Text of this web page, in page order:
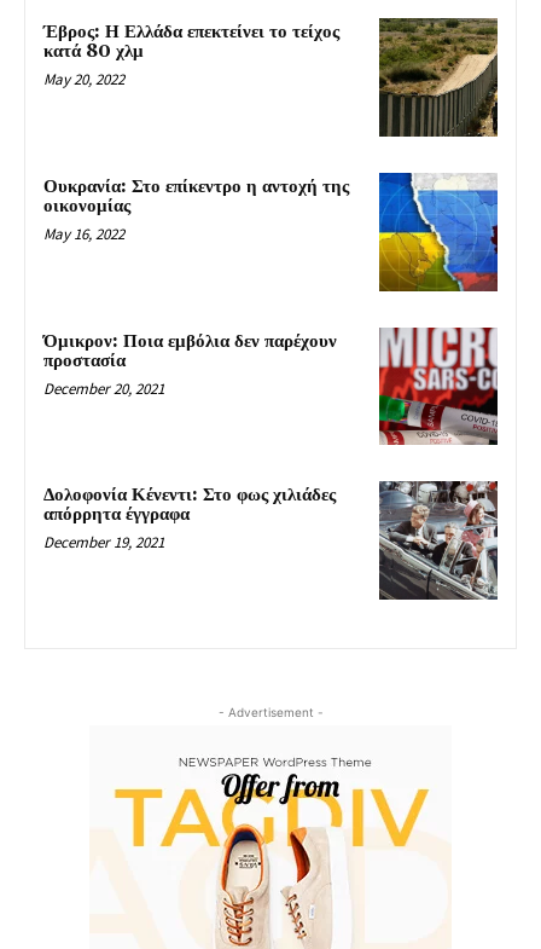
Έβρος: Η Ελλάδα επεκτείνει το τείχος
κατά 80 χλμ
May 20, 2022
Ουκρανία: Στο επίκεντρο η αντοχή της
οικονομίας
May 16, 2022
Όμικρον: Ποια εμβόλια δεν παρέχουν
προστασία
December 20, 2021
Δολοφονία Κένεντι: Στο φως χιλιάδες
απόρρητα έγγραφα
December 19, 2021
- Advertisement -